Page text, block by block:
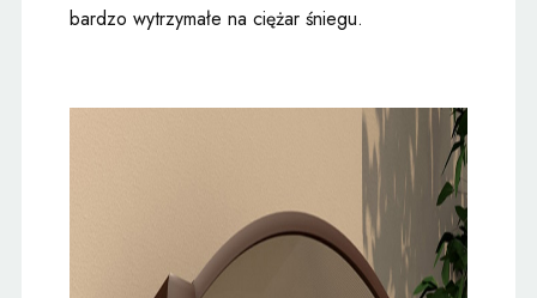
bardzo wytrzymałe na ciężar śniegu.